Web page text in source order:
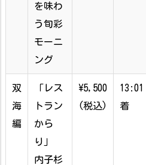
を味わ
う旬彩
モーニ
ング
双
海
編
「レス
トラン
から
り」
内子杉
\5,500
(税込)
13:01
着